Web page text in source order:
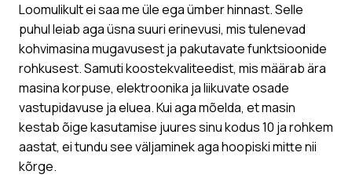
Loomulikult ei saa me üle ega ümber hinnast. Selle
puhul leiab aga üsna suuri erinevusi, mis tulenevad
kohvimasina mugavusest ja pakutavate funktsioonide
rohkusest. Samuti koostekvaliteedist, mis määrab ära
masina korpuse, elektroonika ja liikuvate osade
vastupidavuse ja eluea. Kui aga mõelda, et masin
kestab õige kasutamise juures sinu kodus 10 ja rohkem
aastat, ei tundu see väljaminek aga hoopiski mitte nii
kõrge.